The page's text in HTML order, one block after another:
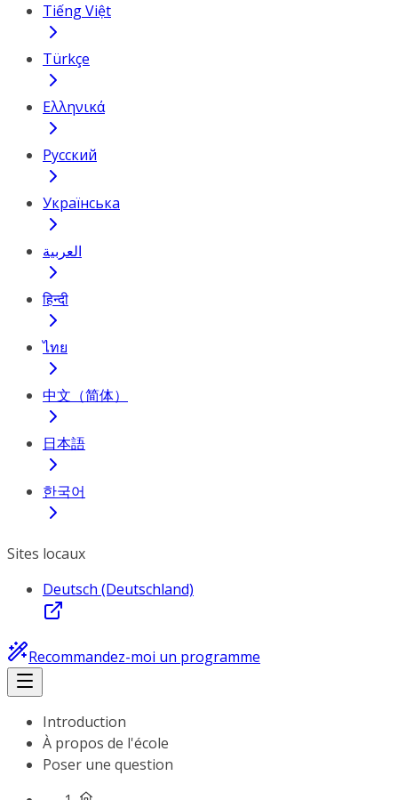
Tiếng Việt
Türkçe
Ελληνικά
Русский
Українська
العربية
हिन्दी
ไทย
中文（简体）
日本語
한국어
Sites locaux
Deutsch (Deutschland)
Recommandez-moi un programme
Introduction
À propos de l'école
Poser une question